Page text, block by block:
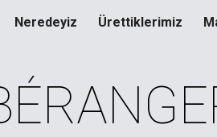
Neredeyiz Ürettiklerimiz